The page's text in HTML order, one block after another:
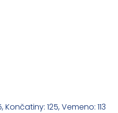
125, Vemeno: 113